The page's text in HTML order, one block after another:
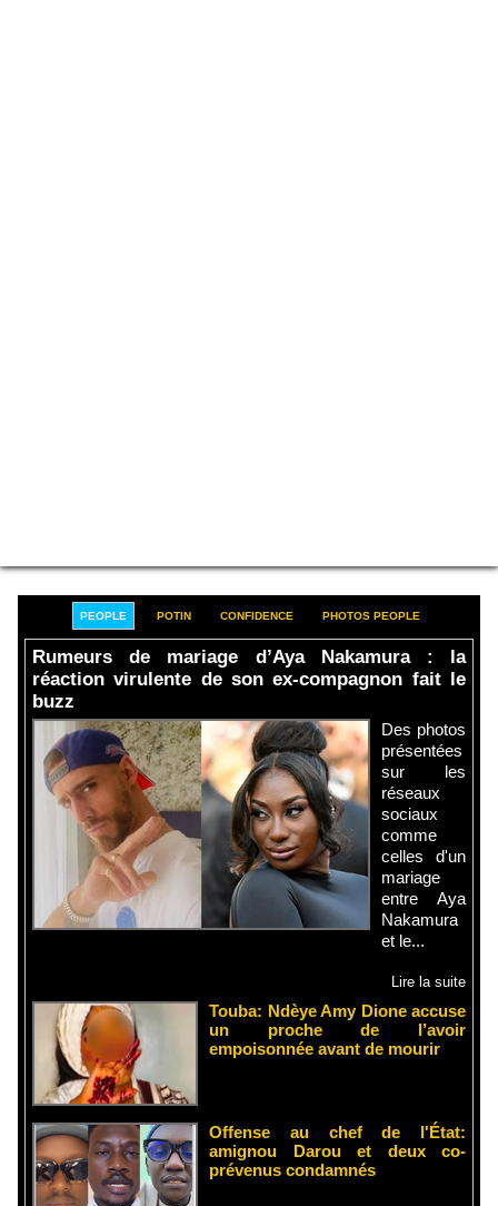
PEOPLE POTIN CONFIDENCE PHOTOS PEOPLE
Rumeurs de mariage d’Aya Nakamura : la
réaction virulente de son ex-compagnon fait le
buzz
Des photos
présentées
sur les
réseaux
sociaux
comme
celles d'un
mariage
entre Aya
Nakamura
et le...
Lire la suite
Touba: Ndèye Amy Dione accuse
un proche de l’avoir
empoisonnée avant de mourir
Offense au chef de l'État:
amignou Darou et deux co-
prévenus condamnés